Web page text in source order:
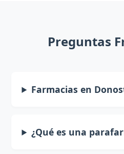
Preguntas
Farmacias en
¿Qué es una